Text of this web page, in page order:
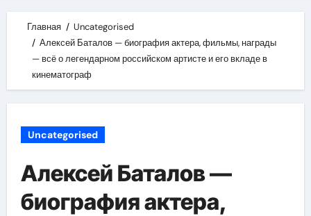
Главная
Uncategorised
Алексей Баталов — биография актера, фильмы, награды
— всё о легендарном российском артисте и его вкладе в
кинематограф
Uncategorised
Алексей Баталов —
биография актера,